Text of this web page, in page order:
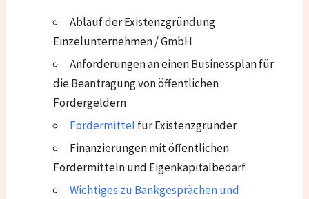
Ablauf der Existenzgründung
Einzelunternehmen / GmbH
Anforderungen an einen Businessplan für
die Beantragung von öffentlichen
Fördergeldern
Fördermittel für Existenzgründer
Finanzierungen mit öffentlichen
Fördermitteln und Eigenkapitalbedarf
Wichtiges zu Bankgesprächen und